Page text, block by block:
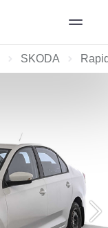
SKODA